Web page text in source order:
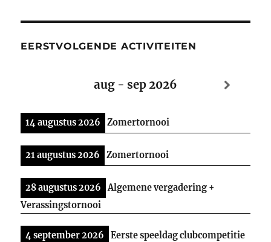
EERSTVOLGENDE ACTIVITEITEN
aug - sep 2026
14 augustus 2026 Zomertornooi
21 augustus 2026 Zomertornooi
28 augustus 2026
Algemene vergadering +
Verassingstornooi
4 september 2026 Eerste speeldag clubcompetitie